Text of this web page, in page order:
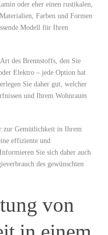
oder eher einen rustikalen,
Farben und Formen
Modell für Ihren
des Brennstoffs, den Sie
Elektro – jede Option hat
Sie daher gut, welcher
und Ihrem Wohnraum
zur Gemütlichkeit in Ihrem
effiziente und
Sie sich daher auch
des gewünschten
von